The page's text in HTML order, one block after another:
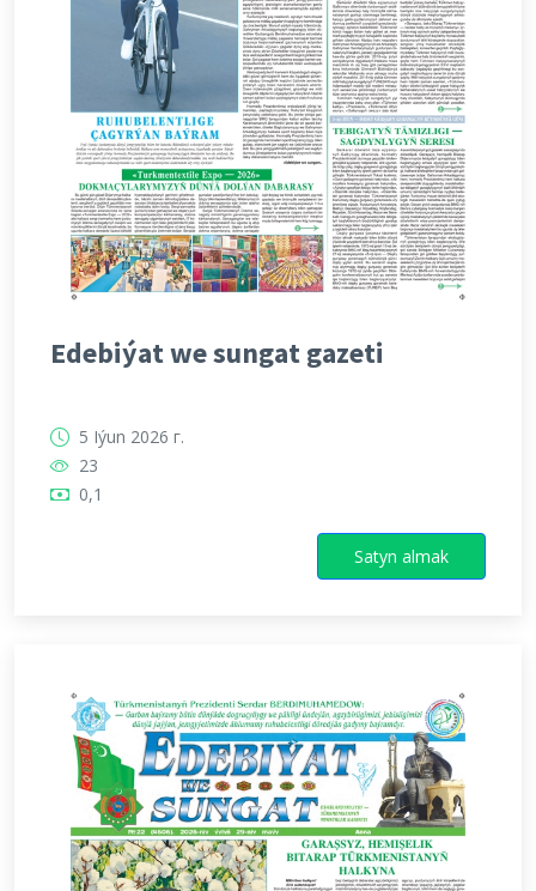
Edebiýat we sungat gazeti
5 Iýun 2026 г.
23
0,1
Satyn almak